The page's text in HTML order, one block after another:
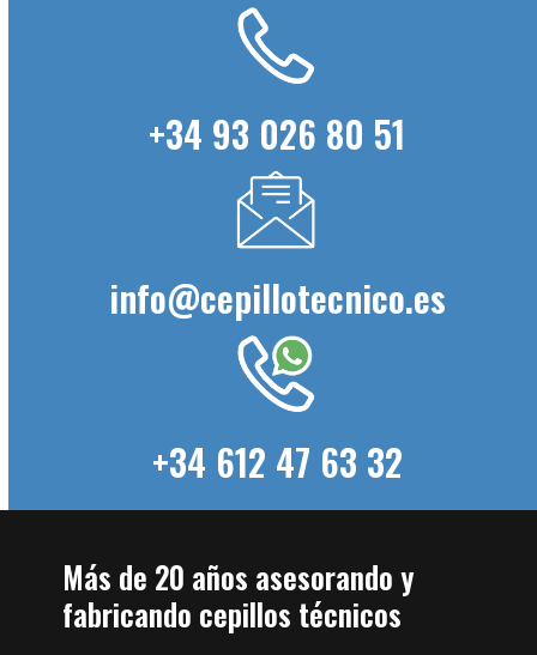
+34 93 026 80 51
info@cepillotecnico.es
+34 612 47 63 32
Más de 20 años asesorando y
fabricando cepillos técnicos